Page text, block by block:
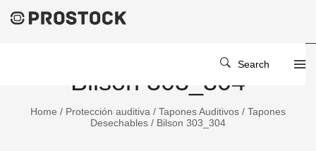
Search
Bilson 303_304
Home / Protección auditiva / Tapones Auditivos / Tapones
Desechables / Bilson 303_304